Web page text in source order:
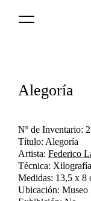
Alegoría
Nº de Inventario:
Título: Alegoría
Artista: Federico
Técnica: Xilografía
Medidas: 13,5 x 8
Ubicación: Museo